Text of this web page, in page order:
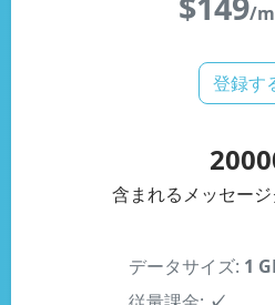
含まれるメッセー
従量課金:✓